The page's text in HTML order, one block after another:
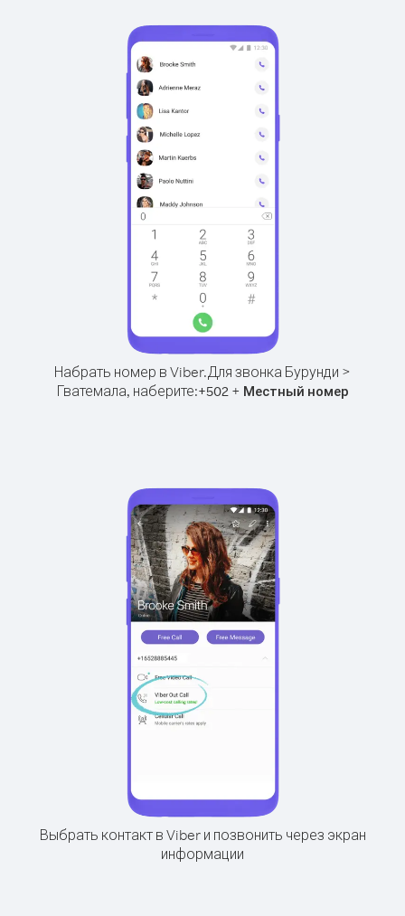
Набрать номер в Viber.Для звонка Бурунди >
Гватемала, наберите:+502+ Местный номер
Выбрать контакт в Viber и позвонить через экран
информации